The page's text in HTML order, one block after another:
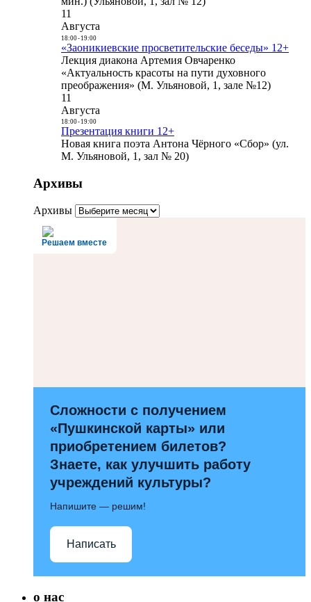
11
Августа
18:00- 19:00
«Заоникиевские просветительские беседы» 12+
Лекция диакона Артемия Овчаренко
«Актуальность красоты на пути духовного
преображения» (М. Ульяновой, 1, зале №12)
11
Августа
18:00- 19:00
Презентация книги 12+
Новая книга поэта Антона Чёрного «Сбор» (ул.
М. Ульяновой, 1, зал № 20)
Архивы
Архивы
Решаем вместе
Сложности с получением
«Пушкинской карты» или
приобретением билетов?
Знаете, как улучшить работу
учреждений культуры?
Напишите — решим!
Написать
о нас